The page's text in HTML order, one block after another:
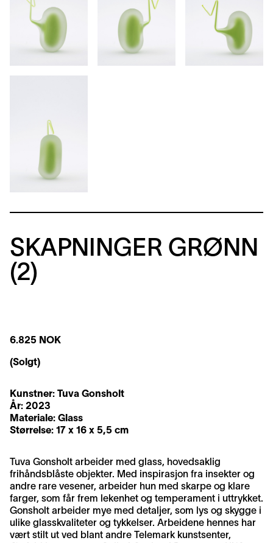
SKAPNINGER GRØNN
(2)
6.825 NOK
(Solgt)
Kunstner:
Tuva Gonsholt
År: 2023
Materiale: Glass
Størrelse: 17 x 16 x 5,5 cm
Tuva Gonsholt arbeider med glass, hovedsaklig
frihåndsblåste objekter. Med inspirasjon fra insekter og
andre rare vesener, arbeider hun med skarpe og klare
farger, som får frem lekenhet og temperament i uttrykket.
Gonsholt arbeider mye med detaljer, som lys og skygge i
ulike glasskvaliteter og tykkelser. Arbeidene hennes har
vært stilt ut ved blant andre Telemark kunstsenter,